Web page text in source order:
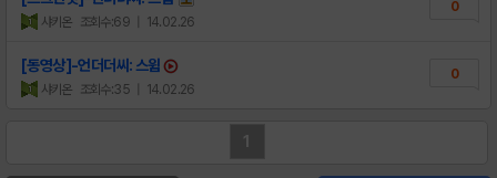
샤키온 조회수:69 | 14.02.26
0
[동영상]-언더더씨: 스윔
샤키온 조회수:35 | 14.02.26
0
1